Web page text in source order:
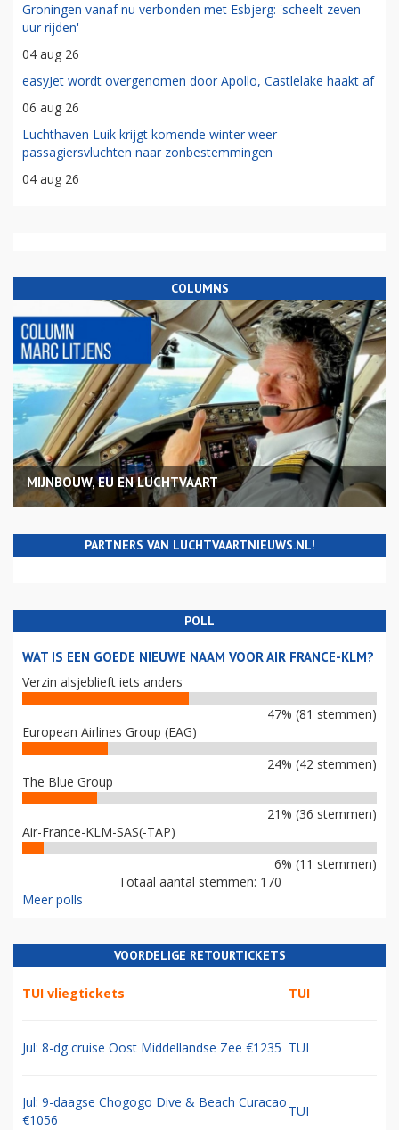
Groningen vanaf nu verbonden met Esbjerg: 'scheelt zeven
uur rijden'
04 aug 26
easyJet wordt overgenomen door Apollo, Castlelake haakt af
06 aug 26
Luchthaven Luik krijgt komende winter weer
passagiersvluchten naar zonbestemmingen
04 aug 26
COLUMNS
MIJNBOUW, EU EN LUCHTVAART
PARTNERS VAN LUCHTVAARTNIEUWS.NL!
POLL
WAT IS EEN GOEDE NIEUWE NAAM VOOR AIR FRANCE-KLM?
Verzin alsjeblieft iets anders
47% (81 stemmen)
European Airlines Group (EAG)
24% (42 stemmen)
The Blue Group
21% (36 stemmen)
Air-France-KLM-SAS(-TAP)
6% (11 stemmen)
Totaal aantal stemmen: 170
Meer polls
VOORDELIGE RETOURTICKETS
TUI vliegtickets TUI
Jul: 8-dg cruise Oost Middellandse Zee €1235 TUI
Jul: 9-daagse Chogogo Dive & Beach Curacao
€1056
TUI